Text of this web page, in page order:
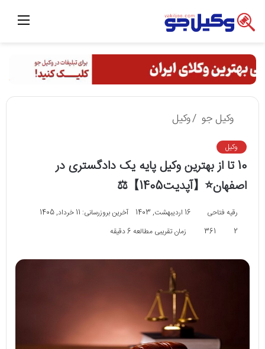
منو
وکیل جو /وکیل
وکیل
10 تا از بهترین وکیل پایه یک دادگستری در
اصفهان⭐【آپدیت1405】⚖️
رقیه فتاحی 16 اردیبهشت, 1403
آخرین بروزرسانی: 11 خرداد, 1405
2
361 زمان تقریبی مطالعه 6 دقیقه